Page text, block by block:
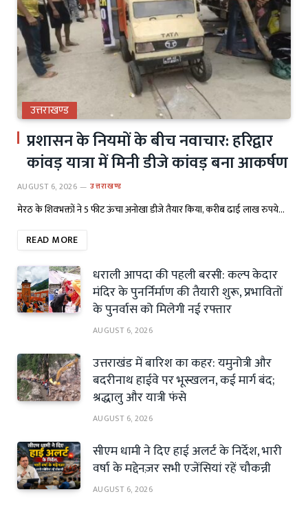
उत्तराखण्ड
प्रशासन के नियमों के बीच नवाचार: हरिद्वार
कांवड़ यात्रा में मिनी डीजे कांवड़ बना आकर्षण
AUGUST 6, 2026 उत्तराखण्ड
मेरठ के शिवभक्तों ने 5 फीट ऊंचा अनोखा डीजे तैयार किया, करीब ढाई लाख रुपये…
READ MORE
धराली आपदा की पहली बरसी: कल्प केदार
मंदिर के पुनर्निर्माण की तैयारी शुरू, प्रभावितों
के पुनर्वास को मिलेगी नई रफ्तार
AUGUST 6, 2026
उत्तराखंड में बारिश का कहर: यमुनोत्री और
बदरीनाथ हाईवे पर भूस्खलन, कई मार्ग बंद;
श्रद्धालु और यात्री फंसे
AUGUST 6, 2026
सीएम धामी ने दिए हाई अलर्ट के निर्देश, भारी
वर्षा के मद्देनज़र सभी एजेंसियां रहें चौकन्नी
AUGUST 6, 2026